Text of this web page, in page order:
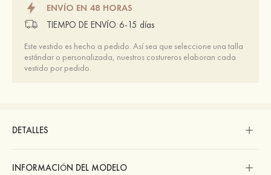
ENVÍO EN 48 HORAS
TIEMPO DE ENVÍO: 6-15 días
Este vestido es hecho a pedido. Así sea que seleccione una talla
estándar o personalizada, nuestros costureros elaboran cada
vestido por pedido.
DETALLES
INFORMACIÓN DEL MODELO